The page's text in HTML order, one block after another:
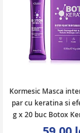
Kormesic Masca
par cu keratina si
g x 20 buc Botox